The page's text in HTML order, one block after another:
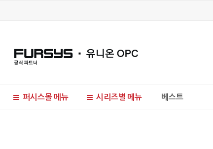
퍼시스몰 메뉴 시리즈별 메뉴 베스트